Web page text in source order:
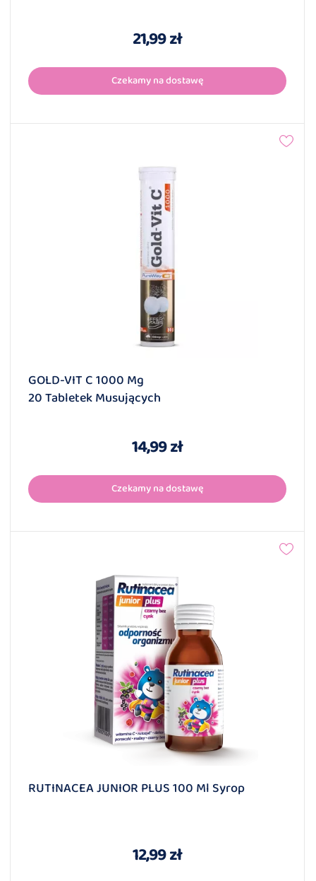
21,99 zł
Czekamy na dostawę
GOLD-VIT C 1000 Mg
20 Tabletek Musujących
14,99 zł
Czekamy na dostawę
RUTINACEA JUNIOR PLUS 100 Ml Syrop
12,99 zł